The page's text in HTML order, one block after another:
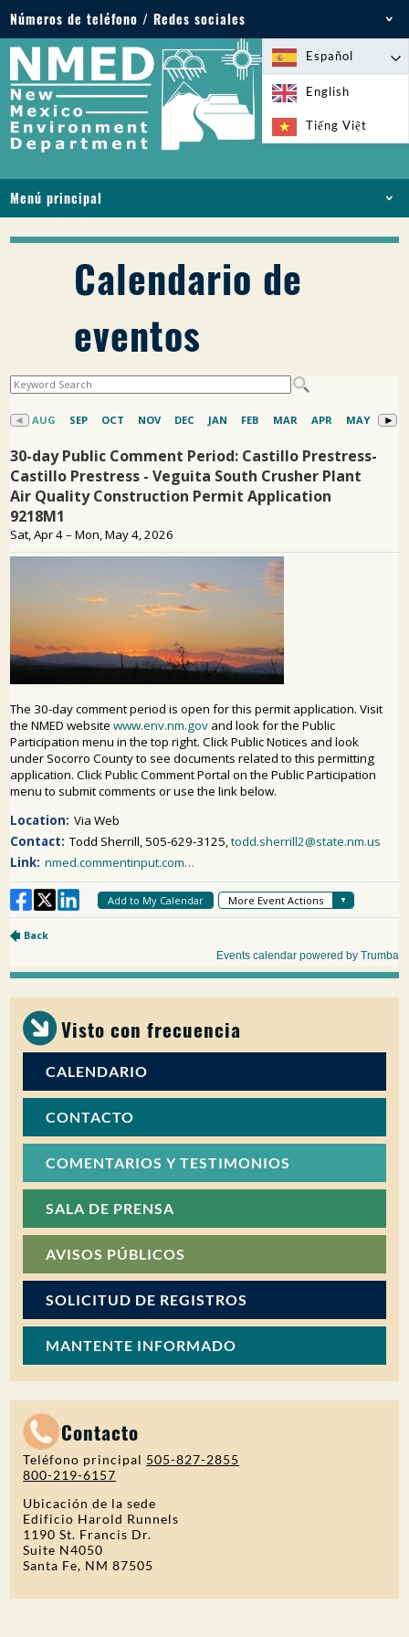
Números de teléfono / Redes sociales
Teléfono: 505-827-2855
1-800-219-6157
Emergencias medioambientales: 505-827-9329
(24 horas)
Español
English
Tiếng Việt
Menú principal
LICENCIAS Y PERMISOS
PFAS EN NM
FINANCIACIÓN
SERVICIOS EN LÍNEA
Buscar:
Calendario de
eventos
Visto con frecuencia
CALENDARIO
CONTACTO
COMENTARIOS Y TESTIMONIOS
SALA DE PRENSA
AVISOS PÚBLICOS
SOLICITUD DE REGISTROS
MANTENTE INFORMADO
Contacto
Teléfono principal 505-827-2855
800-219-6157
Ubicación de la sede
Edificio Harold Runnels
1190 St. Francis Dr.
Suite N4050
Santa Fe, NM 87505